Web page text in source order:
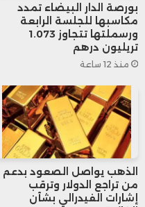
مع اعتبار ميزانية
وحذر المحللون من
يواجه تحديات بحسب
وقدرات الشركات على
أبرز توقعات باركليز
بورصة الدار البيضاء تمدد
مكاسبها للجلسة الرابعة
ورسملتها تتجاوز 1.073
تريليون درهم
منذ 12 ساعة
الذهب يواصل الصعود بدعم
من تراجع الدولار وترقب
إشارات الفيدرالي بشأن